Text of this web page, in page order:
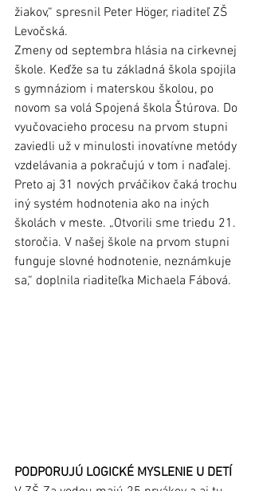
žiakov,“ spresnil Peter Höger, riaditeľ ZŠ
Levočská.
Zmeny od septembra hlásia na cirkevnej
škole. Keďže sa tu základná škola spojila
s gymnáziom i materskou školou, po
novom sa volá Spojená škola Štúrova. Do
vyučovacieho procesu na prvom stupni
zaviedli už v minulosti inovatívne metódy
vzdelávania a pokračujú v tom i naďalej.
Preto aj 31 nových prváčikov čaká trochu
iný systém hodnotenia ako na iných
školách v meste. „Otvorili sme triedu 21.
storočia. V našej škole na prvom stupni
funguje slovné hodnotenie, neznámkuje
sa,“ doplnila riaditeľka Michaela Fábová.
PODPORUJÚ LOGICKÉ MYSLENIE U DETÍ